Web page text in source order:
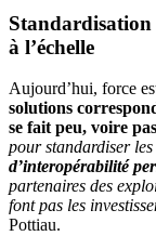
Standardisation
à l’échelle
Aujourd’hui, force
solutions
se fait peu, voire
pour standardiser
d’interopérabilité
partenaires des
font pas les
Pottiau.